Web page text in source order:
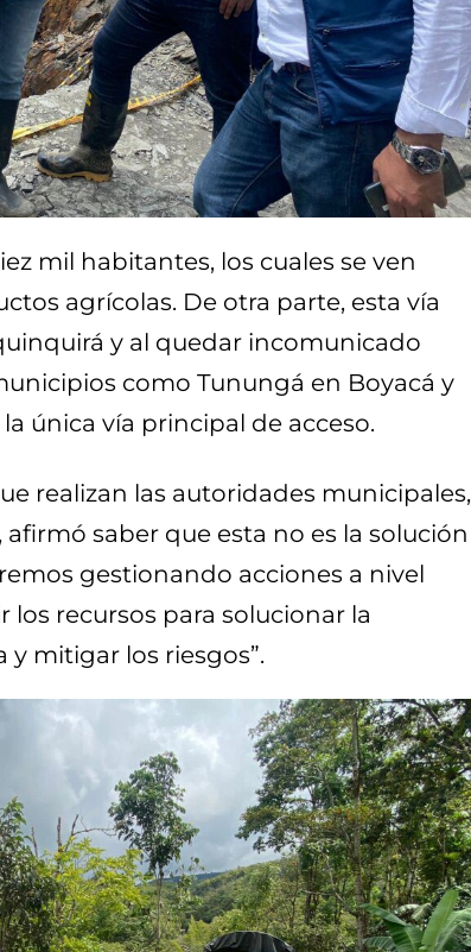
mil habitantes, los cuales se ven
agrícolas. De otra parte, esta vía
y al quedar incomunicado
como Tunungá en Boyacá y
única vía principal de acceso.
realizan las autoridades municipales,
afirmó saber que esta no es la solución
gestionando acciones a nivel
los recursos para solucionar la
mitigar los riesgos”.